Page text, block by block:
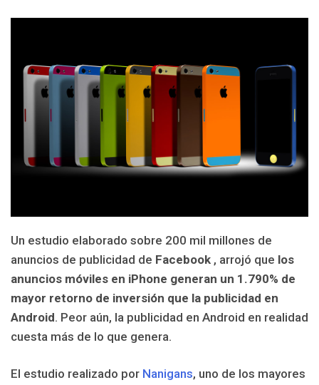
Un estudio elaborado sobre 200 mil millones de
anuncios de publicidad de Facebook , arrojó que los
anuncios móviles en iPhone generan un 1.790% de
mayor retorno de inversión que la publicidad en
Android. Peor aún, la publicidad en Android en realidad
cuesta más de lo que genera.
El estudio realizado por Nanigans, uno de los mayores